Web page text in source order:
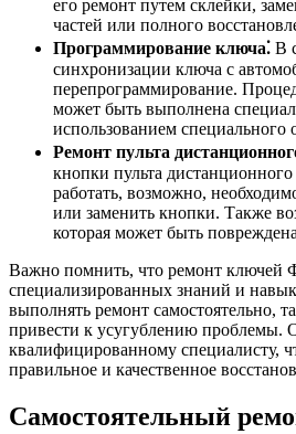
его ремонт путем склейки,
частей или полного
Программирование ключа⁚ В
синхронизации ключа с
перепрограммирование.
может быть выполнена
использованием специального
Ремонт пульта
кнопки пульта
работать, возможно,
или заменить кнопки. Также
которая может быть
Важно помнить, что ремонт ключей
специализированных знаний и
выполнять ремонт самостоятельно,
привести к усугублению проблемы.
квалифицированному специалисту,
правильное и качественное
Самостоятельный